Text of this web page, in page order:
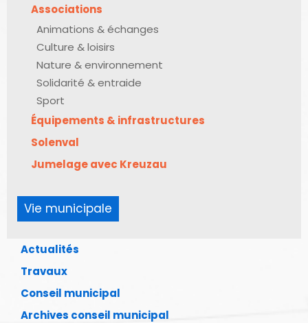
Associations
Animations & échanges
Culture & loisirs
Nature & environnement
Solidarité & entraide
Sport
Équipements & infrastructures
Solenval
Jumelage avec Kreuzau
Vie municipale
Actualités
Travaux
Conseil municipal
Archives conseil municipal